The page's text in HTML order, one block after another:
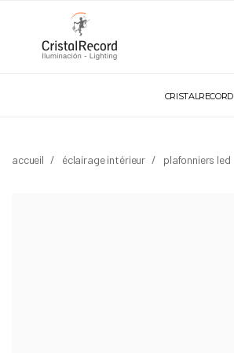
CRISTALRECORD
accueil éclairage intérieur plafonniers led